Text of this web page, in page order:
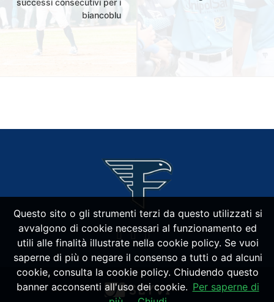
biancoblu
Questo sito o gli strumenti terzi da questo utilizzati si
avvalgono di cookie necessari al funzionamento ed
utili alle finalità illustrate nella cookie policy. Se vuoi
saperne di più o negare il consenso a tutti o ad alcuni
cookie, consulta la cookie policy. Chiudendo questo
banner acconsenti all'uso dei cookie. Per saperne di